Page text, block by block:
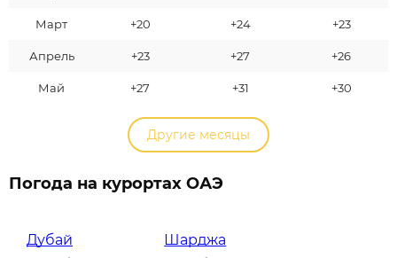
Март +20 +24 +23
Апрель +23 +27 +26
Май +27 +31 +30
Другие месяцы
Погода на курортах ОАЭ
Дубай Шарджа